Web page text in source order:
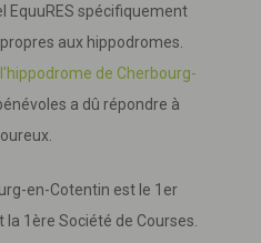
EquuRES spécifiquement
aux hippodromes.
l'hippodrome de Cherbourg-
a dû répondre à
en-Cotentin est le 1er
1ère Société de Courses.